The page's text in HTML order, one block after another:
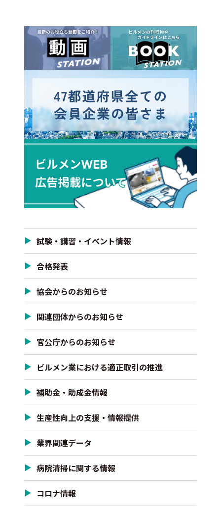
試験・講習・イベント情報
合格発表
協会からのお知らせ
関連団体からのお知らせ
官公庁からのお知らせ
ビルメン業における適正取引の推進
補助金・助成金情報
生産性向上の支援・情報提供
業界関連データ
病院清掃に関する情報
コロナ情報